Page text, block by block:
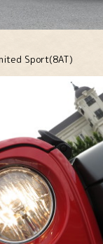
Sport(8AT)